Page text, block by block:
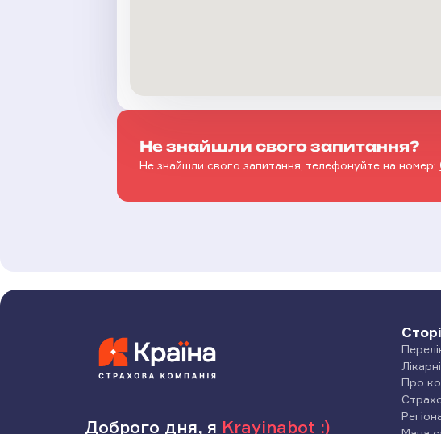
Не знайшли свого запитання?
Не знайшли свого запитання, телефонуйте на номер:
Доброго дня, я Krayinabot :)
Про